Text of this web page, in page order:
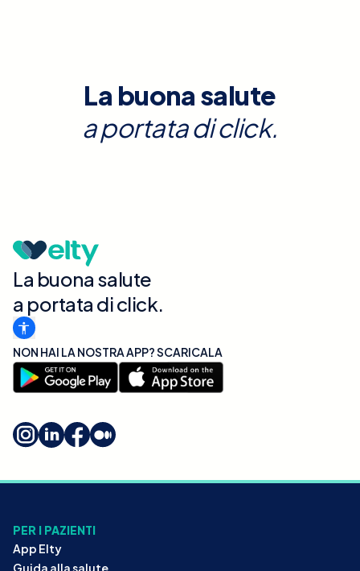
La buona salute
a portata di click.
La buona salute
a portata di click.
NON HAI LA NOSTRA APP? SCARICALA
PER I PAZIENTI
App Elty
Guida alla salute